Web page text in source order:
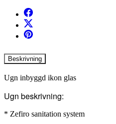
Beskrivning
Ugn inbyggd ikon glas
Ugn beskrivning:
* Zefiro sanitation system